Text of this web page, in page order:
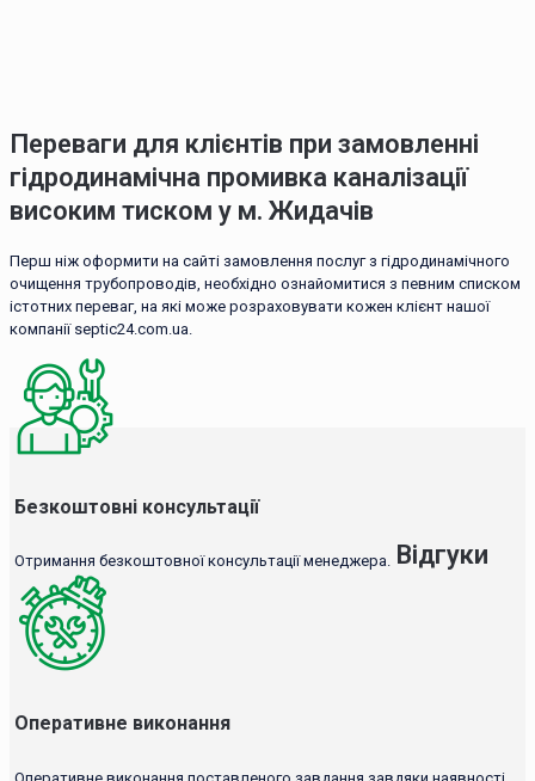
Переваги для клієнтів при замовленні
гідродинамічна промивка каналізації
високим тиском у м. Жидачів
Перш ніж оформити на сайті замовлення послуг з гідродинамічного
очищення трубопроводів, необхідно ознайомитися з певним списком
істотних переваг, на які може розраховувати кожен клієнт нашої
компанії septic24.com.ua.
Безкоштовні консультації
Отримання безкоштовної консультації менеджера.
Оперативне виконання
Відгуки